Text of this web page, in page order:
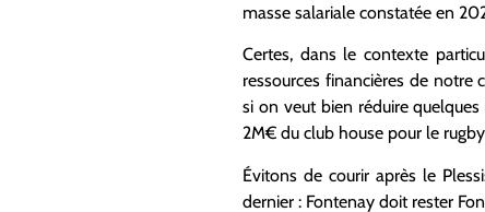
masse salariale constatée en
Certes, dans le contexte
ressources financières de
si on veut bien réduire
2M€ du club house pour le
Évitons de courir après le
dernier : Fontenay doit rester